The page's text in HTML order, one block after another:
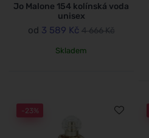
Jo Malone 154 kolínská voda
unisex
od 3 589 Kč 4 666 Kč
Skladem
-23%